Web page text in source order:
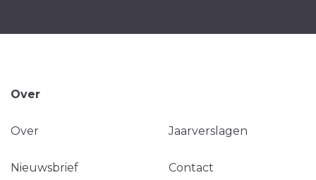
Over
Over Jaarverslagen
Nieuwsbrief Contact